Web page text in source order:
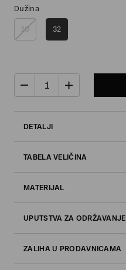
Dužina
30 32
DETALJI
TABELA VELIČINA
MATERIJAL
UPUTSTVA ZA ODRŽAVANJE
ZALIHA U PRODAVNICAMA